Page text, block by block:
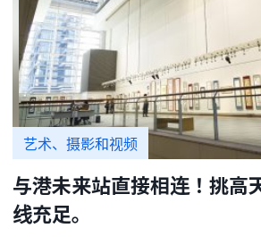
艺术、摄影和视频
与港未来站直接相连！挑高
线充足。